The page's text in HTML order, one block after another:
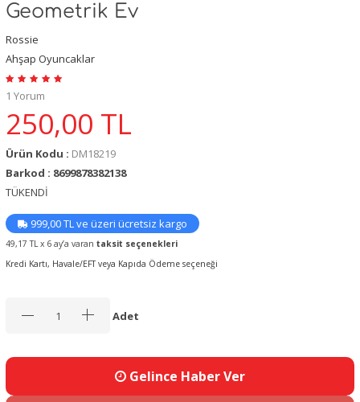
Geometrik Ev
Rossie
Ahşap Oyuncaklar
1 Yorum
250,00 TL
Ürün Kodu : DM18219
Barkod : 8699878382138
TÜKENDİ
999,00 TL ve üzeri ücretsiz kargo
49,17 TL x 6 ay’a varan taksit seçenekleri
Kredi Kartı, Havale/EFT veya Kapıda Ödeme seçeneği
Adet
Gelince Haber Ver